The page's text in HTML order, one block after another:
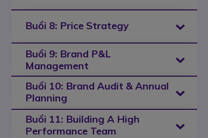
Buổi 8: Price Strategy
Buổi 9: Brand P&L
Management
Buổi 10: Brand Audit & Annual
Planning
Buổi 11: Building A High
Performance Team